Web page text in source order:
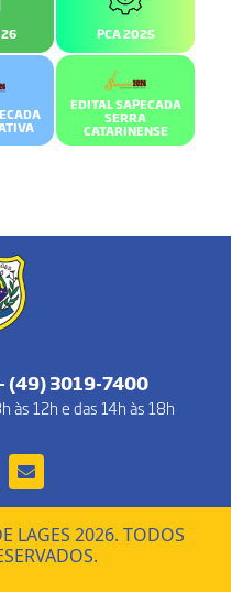
PCA 2025
EDITAL SAPECADA
SERRA
CATARINENSE
(49) 3019-7400
às 12h e das 14h às 18h
LAGES 2026. TODOS